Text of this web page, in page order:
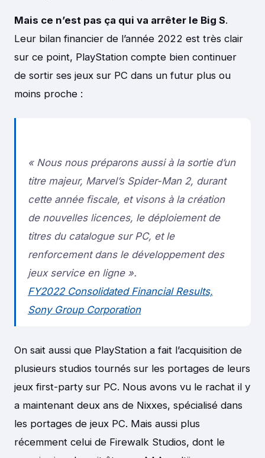
Mais ce n’est pas ça qui va arrêter le Big S.
Leur bilan financier de l’année 2022 est très clair
sur ce point, PlayStation compte bien continuer
de sortir ses jeux sur PC dans un futur plus ou
moins proche :
« Nous nous préparons aussi à la sortie d’un
titre majeur, Marvel’s Spider-Man 2, durant
cette année fiscale, et visons à la création
de nouvelles licences, le déploiement de
titres du catalogue sur PC, et le
renforcement dans le développement des
jeux service en ligne ».
FY2022 Consolidated Financial Results,
Sony Group Corporation
On sait aussi que PlayStation a fait l’acquisition de
plusieurs studios tournés sur les portages de leurs
jeux first-party sur PC. Nous avons vu le rachat il y
a maintenant deux ans de Nixxes, spécialisé dans
les portages de jeux PC. Mais aussi plus
récemment celui de Firewalk Studios, dont le